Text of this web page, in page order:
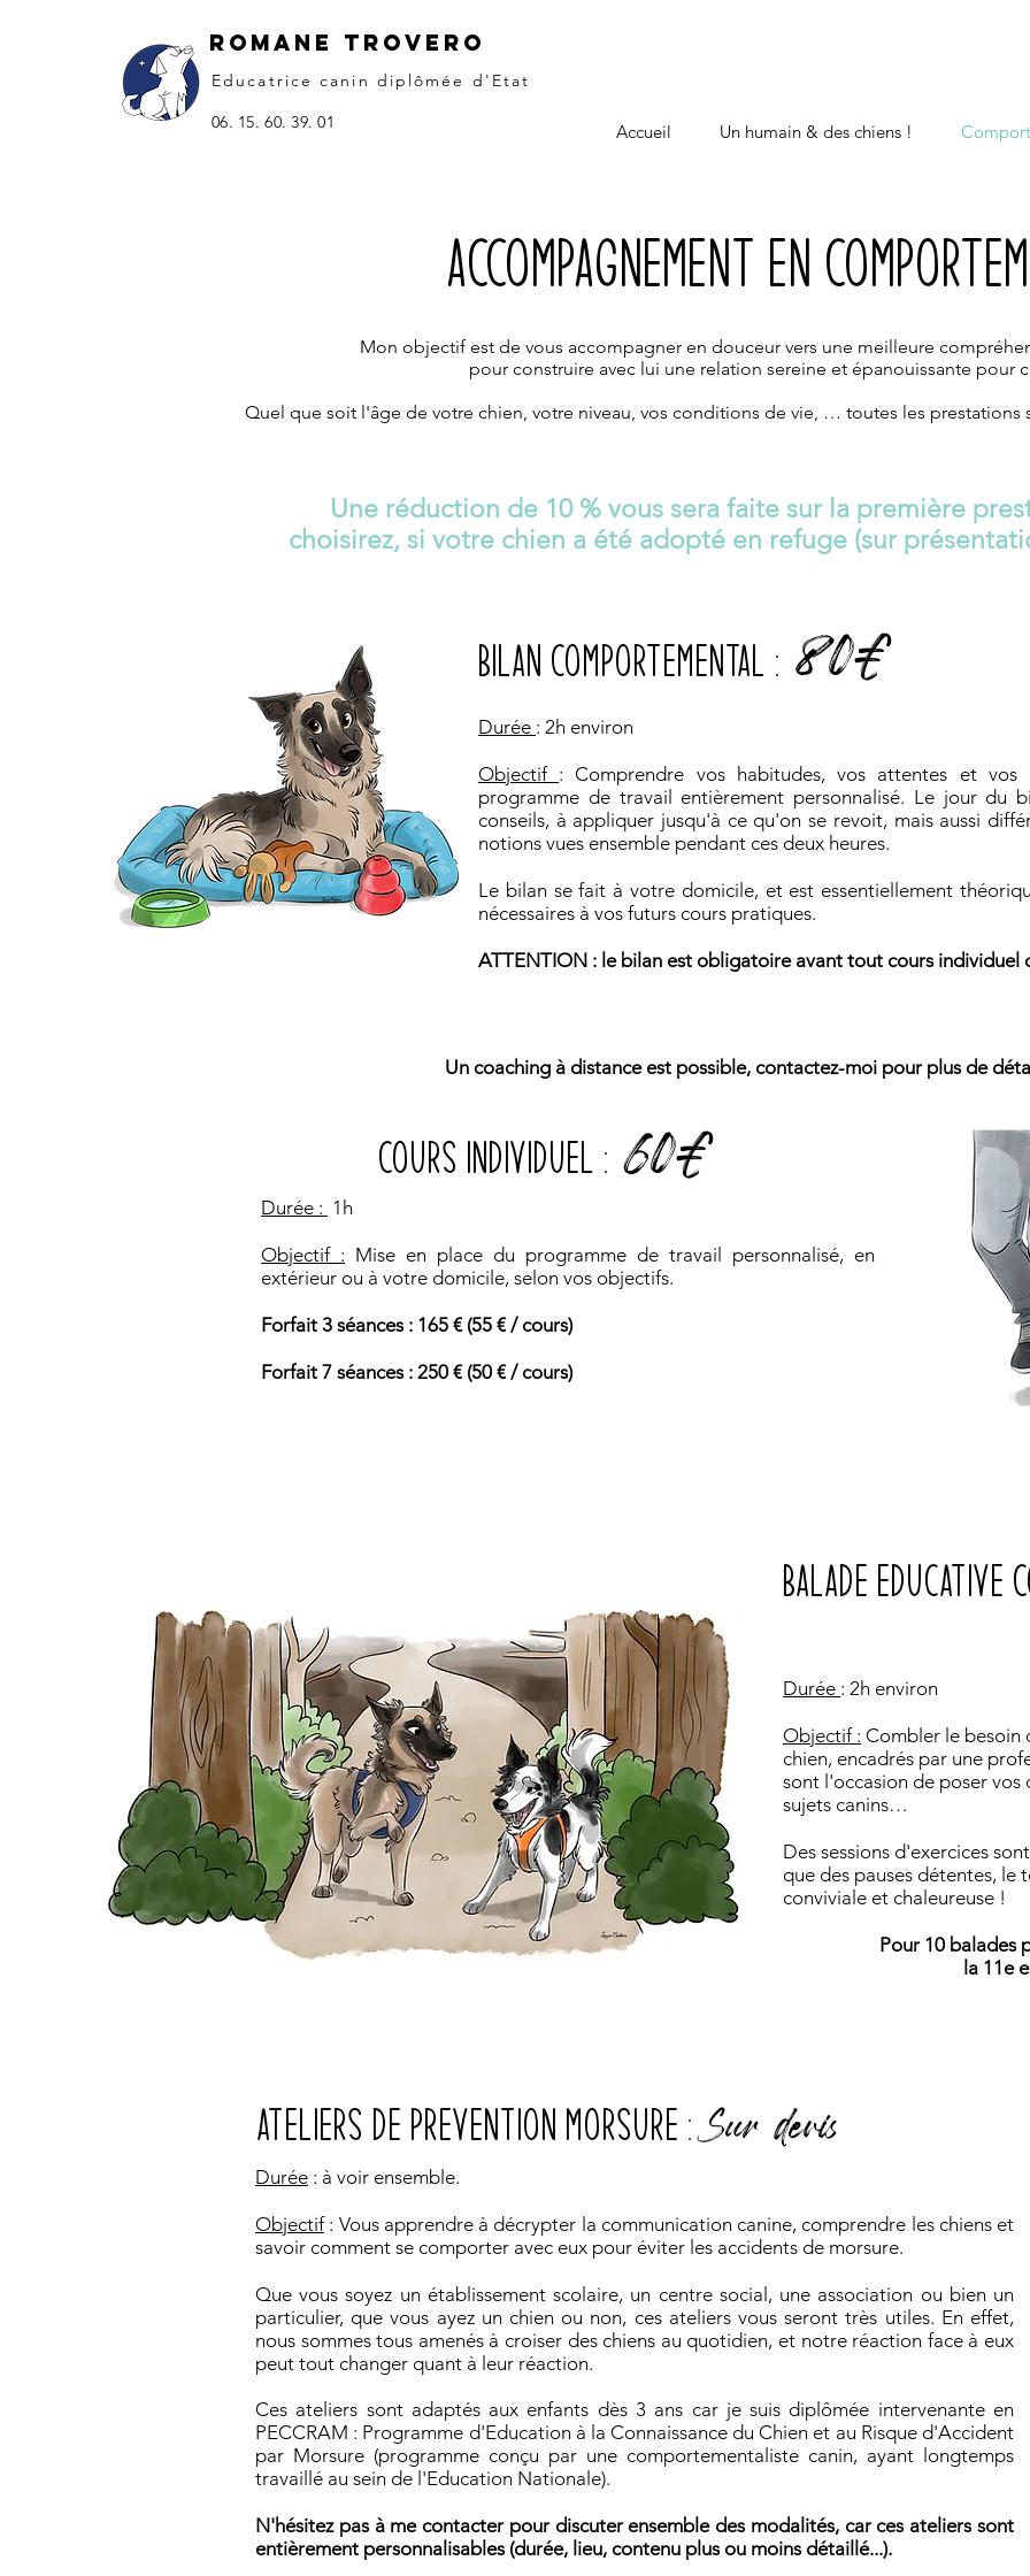
ROMANE TROVERO
Educatrice canin diplômée d'Etat
06. 15. 60. 39. 01
Accueil Un humain & des chiens !
accompagnement en
Mon objectif est de vous accompagner en douceur vers une meilleure
pour construire avec lui une relation sereine et épanouissante pour
Quel que soit l'âge de votre chien, votre niveau, vos conditions de vie, … toutes les prestations
Une réduction de 10 % vous sera faite sur la première
choisirez, si votre chien a été adopté en refuge (sur
BILAN COMPORTEMENTAL : 80€
Durée : 2h environ
Objectif : Comprendre vos habitudes, vos attentes et
programme de travail entièrement personnalisé. Le jour du
conseils, à appliquer jusqu'à ce qu'on se revoit, mais aussi
notions vues ensemble pendant ces deux heures.
Le bilan se fait à votre domicile, et est essentiellement
nécessaires à vos futurs cours pratiques.
ATTENTION : le bilan est obligatoire avant tout cours individuel
Un coaching à distance est possible, contactez-moi pour plus de
cours INDIVIDUEL :60€
Durée : 1h
Objectif : Mise en place du programme de travail personnalisé, en
extérieur ou à votre domicile, selon vos objectifs.
Forfait 3 séances : 165 € (55 € / cours)
Forfait 7 séances : 250 € (50 € / cours)
BALADE EDUCATIVE
Durée : 2h environ
Objectif : Combler le besoin
chien, encadrés par une
sont l'occasion de poser vos
sujets canins…
Des sessions d'exercices
que des pauses détentes, le
conviviale et chaleureuse !
Pour 10 balades
la 11e
ATELIERS DE PREVENTION MORSURE :Sur devis
Durée : à voir ensemble.
Objectif: Vous apprendre à décrypter la communication canine, comprendre les chiens et
savoir comment se comporter avec eux pour éviter les accidents de morsure.
Que vous soyez un établissement scolaire, un centre social, une association ou bien un
particulier, que vous ayez un chien ou non, ces ateliers vous seront très utiles. En effet,
nous sommes tous amenés à croiser des chiens au quotidien, et notre réaction face à eux
peut tout changer quant à leur réaction.
Ces ateliers sont adaptés aux enfants dès 3 ans car je suis diplômée intervenante en
PECCRAM : Programme d'Education à la Connaissance du Chien et au Risque d'Accident
par Morsure (programme conçu par une comportementaliste canin, ayant longtemps
travaillé au sein de l'Education Nationale).
N'hésitez pas à me contacter pour discuter ensemble des modalités, car ces ateliers sont
entièrement personnalisables (durée, lieu, contenu plus ou moins détaillé...).